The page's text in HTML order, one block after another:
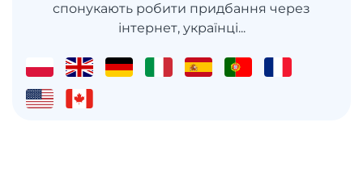
спонукають робити придбання через
інтернет, українці...